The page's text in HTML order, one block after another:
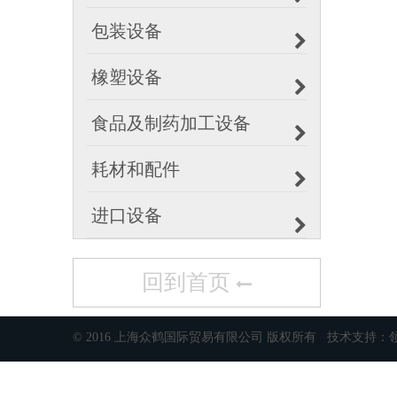
包装设备
橡塑设备
食品及制药加工设备
耗材和配件
进口设备
回到首页
© 2016 上海众鹤国际贸易有限公司 版权所有 技术支持：